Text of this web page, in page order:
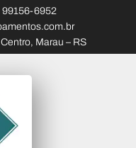
6952
Marau – RS